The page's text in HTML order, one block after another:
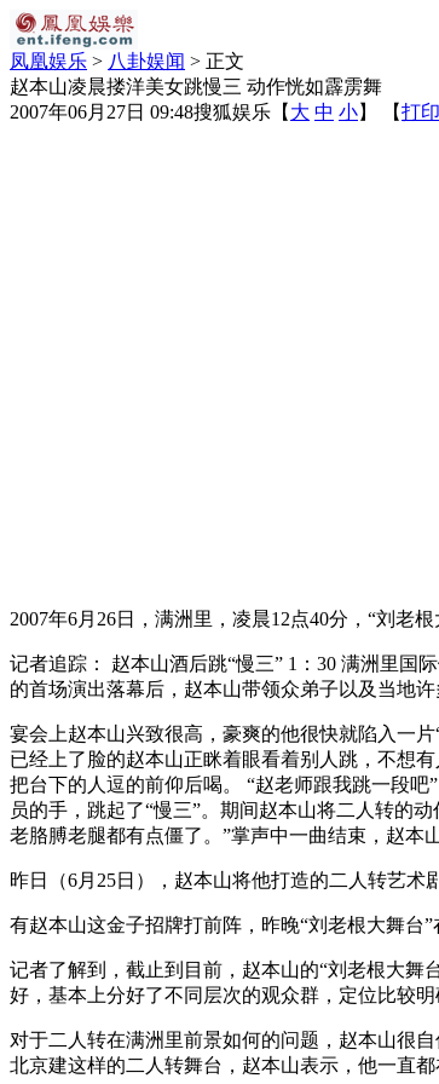
凤凰娱乐 > 八卦娱闻 > 正文
赵本山凌晨搂洋美女跳慢三 动作恍如霹雳舞
2007年06月27日 09:48搜狐娱乐 【 大 中 小】 【打印
2007年6月26日，满洲里，凌晨12点40分，“刘老
记者追踪： 赵本山酒后跳“慢三” 1：30 满洲里国
的首场演出落幕后，赵本山带领众弟子以及当地
宴会上赵本山兴致很高，豪爽的他很快就陷入一
已经上了脸的赵本山正眯着眼看着别人跳，不想
把台下的人逗的前仰后喝。 “赵老师跟我跳一段
员的手，跳起了“慢三”。期间赵本山将二人转的
老胳膊老腿都有点僵了。”掌声中一曲结束，赵本
昨日（6月25日），赵本山将他打造的二人转艺术
有赵本山这金子招牌打前阵，昨晚“刘老根大舞台
记者了解到，截止到目前，赵本山的“刘老根大舞
好，基本上分好了不同层次的观众群，定位比较明
对于二人转在满洲里前景如何的问题，赵本山很
北京建这样的二人转舞台，赵本山表示，他一直